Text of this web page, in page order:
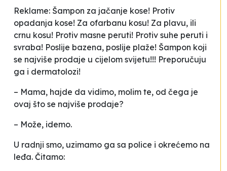
Reklame: Šampon za jačanje kose! Protiv
opadanja kose! Za ofarbanu kosu! Za plavu, ili
crnu kosu! Protiv masne peruti! Protiv suhe peruti i
svraba! Poslije bazena, poslije plaže! Šampon koji
se najviše prodaje u cijelom svijetu!!! Preporučuju
ga i dermatolozi!
– Mama, hajde da vidimo, molim te, od čega je
ovaj što se najviše prodaje?
– Može, idemo.
U radnji smo, uzimamo ga sa police i okrećemo na
leđa. Čitamo: